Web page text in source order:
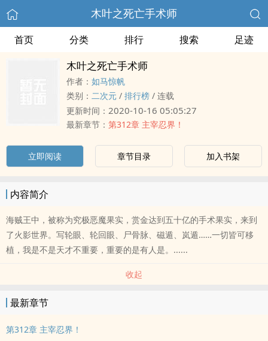
木叶之死亡手术师
首页 分类 排行 搜索 足迹
木叶之死亡手术师
作者： 如马惊帆
类别： 二次元 / 排行榜 / 连载
更新时间： 2020-10-16 05:05:27
最新章节： 第312章 主宰忍界！
立即阅读 章节目录 加入书架
内容简介
海贼王中，被称为究极恶魔果实，赏金达到五十亿的手术果实，来到
了火影世界。写轮眼、轮回眼、尸骨脉、磁遁、岚遁……一切皆可移
植，我是不是天才不重要，重要的是有人是。......
收起
最新章节
第312章 主宰忍界！